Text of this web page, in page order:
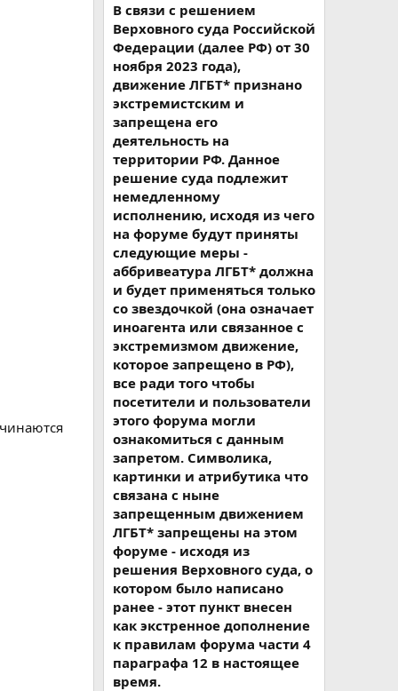
В связи с решением
Верховного суда Российской
Федерации (далее РФ) от 30
ноября 2023 года),
движение ЛГБТ* признано
экстремистским и
запрещена его
деятельность на
территории РФ. Данное
решение суда подлежит
немедленному
исполнению, исходя из чего
на форуме будут приняты
следующие меры -
аббривеатура ЛГБТ* должна
и будет применяться только
со звездочкой (она означает
иноагента или связанное с
экстремизмом движение,
которое запрещено в РФ),
все ради того чтобы
посетители и пользователи
этого форума могли
ознакомиться с данным
запретом. Символика,
картинки и атрибутика что
связана с ныне
запрещенным движением
ЛГБТ* запрещены на этом
форуме - исходя из
решения Верховного суда, о
котором было написано
ранее - этот пункт внесен
как экстренное дополнение
к правилам форума части 4
параграфа 12 в настоящее
время.